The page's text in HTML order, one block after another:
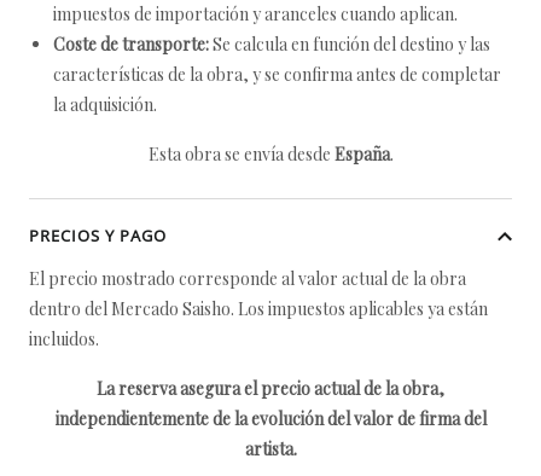
impuestos de importación y aranceles cuando aplican.
Coste de transporte:Se calcula en función del destino y las
características de la obra, y se confirma antes de completar
la adquisición.
Esta obra se envía desde España.
PRECIOS Y PAGO
El precio mostrado corresponde al valor actual de la obra
dentro del Mercado Saisho. Los impuestos aplicables ya están
incluidos.
La reserva asegura el precio actual de la obra,
independientemente de la evolución del valor de firma del
artista.